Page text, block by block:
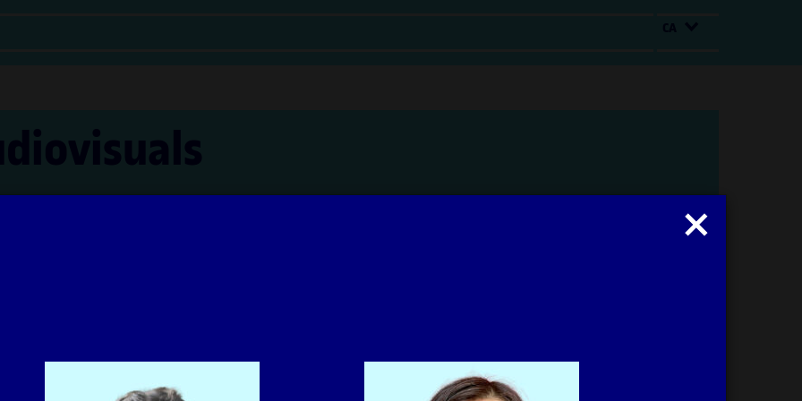
UOC han estat coordinats per la professora: Irma Vilà Òdena
Tancar